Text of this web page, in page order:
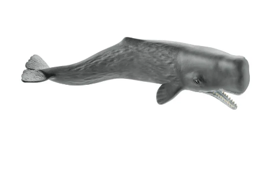
на Яндекс.Маркете 150₽
Оставьте отзыв (не менее 50 символов) о товаре
с обязательным
указанием номера и даты заказа в нашем магазине